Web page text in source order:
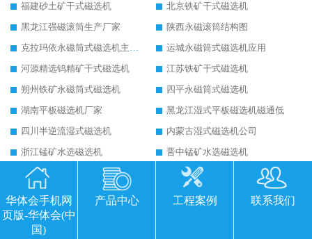
福建砂土矿干式磁选机
北京铁矿干式磁选机
黑龙江强磁滚筒生产厂家
陕西永磁滚筒结构图
克拉玛依永磁筒式磁选机主要技术参数
运城永磁筒式磁选机应用
河源精选钨精矿干式磁选机
江苏铁矿干式磁选机
朔州铁矿永磁筒式磁选机
四平永磁筒式磁选机
湖南平板磁选机厂家
黑龙江湿式平板磁选机磁通低
四川半逆流湿式磁选机
内蒙古湿式磁选机公司
浙江锰矿水选磁选机
晋中锰矿水选磁选机
包头干式磁选机
江西干式强磁磁选机
四川湿式磁选机报价
广西湿式逆流磁选机
潍坊平板磁选机厂家
云南高强磁磁选机厂家
华体会手机网
页版-华体会(中
国)
产品中心 工程案例 联系我们